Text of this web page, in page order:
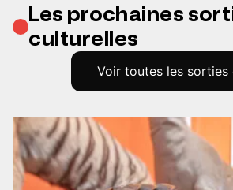
Les prochaines
culturelles
Voir toutes les sorties